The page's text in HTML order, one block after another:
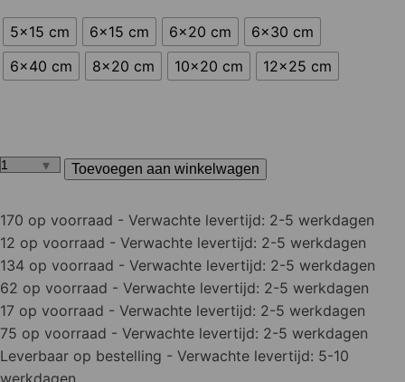
5x15 cm 6x15 cm 6x20 cm
6x30 cm
6x40 cm
8x20 cm 10x20 cm 12x25 cm
Opsluitband
aantal
Toevoegen aan winkelwagen
170 op voorraad - Verwachte levertijd: 2-5 werkdagen
12 op voorraad - Verwachte levertijd: 2-5 werkdagen
134 op voorraad - Verwachte levertijd: 2-5 werkdagen
62 op voorraad - Verwachte levertijd: 2-5 werkdagen
17 op voorraad - Verwachte levertijd: 2-5 werkdagen
75 op voorraad - Verwachte levertijd: 2-5 werkdagen
Leverbaar op bestelling - Verwachte levertijd: 5-10
werkdagen